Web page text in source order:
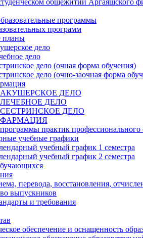
общежитии Аргаяшского
программы
программ
планы
дело
дело
дело (очная форма обучения)
дело (очно-заочная форма
АКУШЕРСКОЕ ДЕЛО
ЛЕЧЕБНОЕ ДЕЛО
СЕСТРИНСКОЕ ДЕЛО
ФАРМАЦИЯ
практик профессионального
учебные графики
учебный график 1 семестра
учебный график 2 семестра
перевода, восстановления,
выпускников
и требования
обеспечение и оснащенность